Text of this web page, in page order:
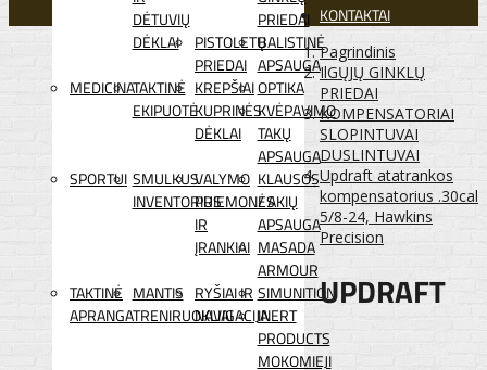
DĖTUVIŲ
DĖKLAI
PRIEDAI
PISTOLETŲ
PRIEDAI
BALISTINĖ
APSAUGA
MEDICINATAKTINĖ
EKIPUOTĖ
KREPŠIAI
KUPRINĖS
DĖKLAI
OPTIKA
KVĖPAVIMO
TAKŲ
APSAUGA
SPORTUI SMULKUS
INVENTORIUS
VALYMO
PRIEMONĖS
IR
ĮRANKIAI
KLAUSOS
/ AKIŲ
APSAUGA
MASADA
ARMOUR
TAKTINĖ
APRANGA
MANTIS
TRENIRUOKLIAI
RYŠIAI IR
NAVIGACIJA
SIMUNITION
INERT
PRODUCTS
MOKOMIEJI
KONTAKTAI
Pagrindinis
IlGŲJŲ GINKLŲ
PRIEDAI
KOMPENSATORIAI
SLOPINTUVAI
DUSLINTUVAI
Updraft atatrankos
kompensatorius .30cal
5/8-24, Hawkins
Precision
UPDRAFT